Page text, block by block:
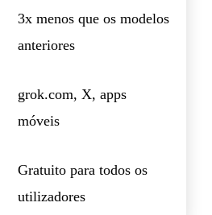
3x menos que os modelos
anteriores
grok.com, X, apps
móveis
Gratuito para todos os
utilizadores